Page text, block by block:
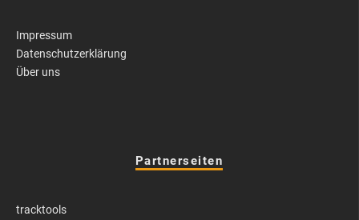
Impressum
Datenschutzerklärung
Über uns
Partnerseiten
tracktools